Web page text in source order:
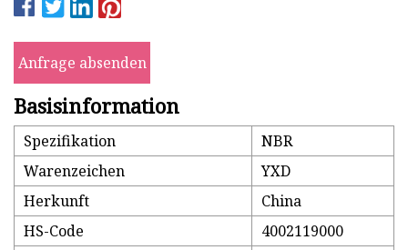
Anfrage absenden
Basisinformation
Spezifikation
NBR
Warenzeichen
YXD
Herkunft
China
HS-Code
4002119000